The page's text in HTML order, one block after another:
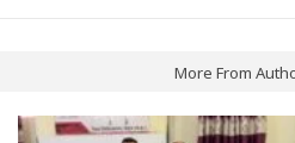
More From